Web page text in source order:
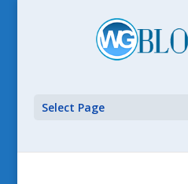
Select Page